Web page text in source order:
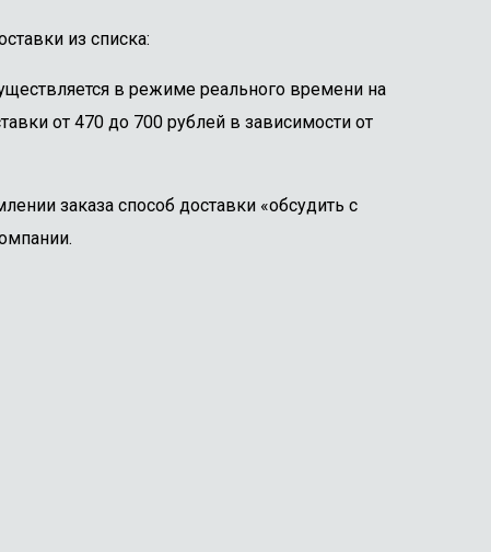
из списка:
в режиме реального времени на
от 470 до 700 рублей в зависимости от
заказа способ доставки «обсудить с